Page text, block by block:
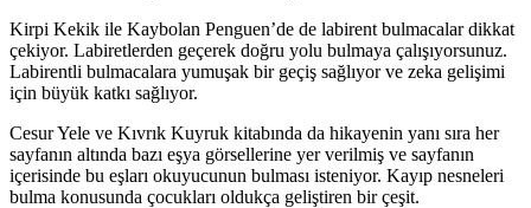
Kirpi Kekik ile Kaybolan Penguen’de de labirent bulmacalar dikkat
çekiyor. Labiretlerden geçerek doğru yolu bulmaya çalışıyorsunuz.
Labirentli bulmacalara yumuşak bir geçiş sağlıyor ve zeka gelişimi
için büyük katkı sağlıyor.
Cesur Yele ve Kıvrık Kuyruk kitabında da hikayenin yanı sıra her
sayfanın altında bazı eşya görsellerine yer verilmiş ve sayfanın
içerisinde bu eşları okuyucunun bulması isteniyor. Kayıp nesneleri
bulma konusunda çocukları oldukça geliştiren bir çeşit.